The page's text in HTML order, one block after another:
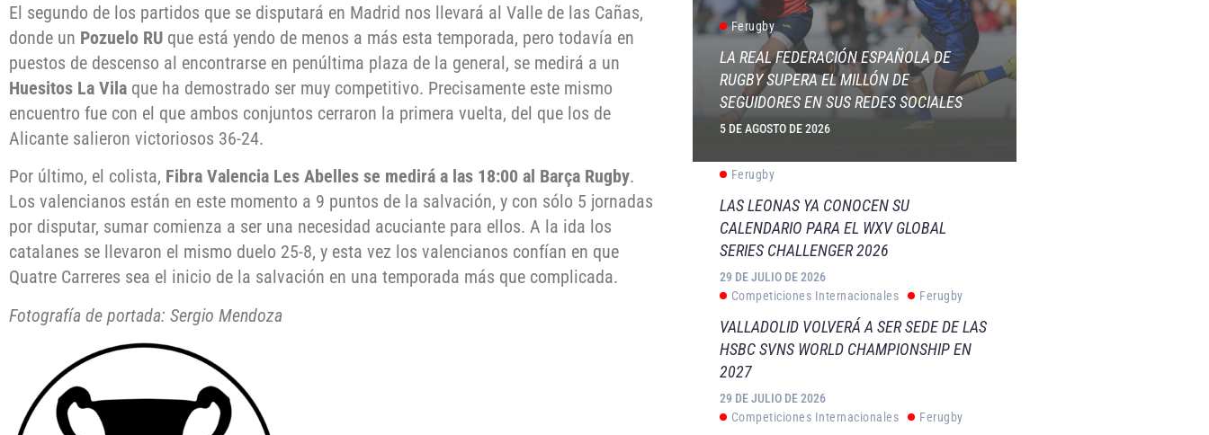
El segundo de los partidos que se disputará en Madrid nos llevará al Valle de las Cañas,
donde un Pozuelo RU que está yendo de menos a más esta temporada, pero todavía en
puestos de descenso al encontrarse en penúltima plaza de la general, se medirá a un
Huesitos La Vila que ha demostrado ser muy competitivo. Precisamente este mismo
encuentro fue con el que ambos conjuntos cerraron la primera vuelta, del que los de
Alicante salieron victoriosos 36-24.
Por último, el colista, Fibra Valencia Les Abelles se medirá a las 18:00 al Barça Rugby.
Los valencianos están en este momento a 9 puntos de la salvación, y con sólo 5 jornadas
por disputar, sumar comienza a ser una necesidad acuciante para ellos. A la ida los
catalanes se llevaron el mismo duelo 25-8, y esta vez los valencianos confían en que
Quatre Carreres sea el inicio de la salvación en una temporada más que complicada.
Fotografía de portada: Sergio Mendoza
Ferugby
LA REAL FEDERACIÓN ESPAÑOLA DE
RUGBY SUPERA EL MILLÓN DE
SEGUIDORES EN SUS REDES SOCIALES
5 DE AGOSTO DE 2026
Ferugby
LAS LEONAS YA CONOCEN SU
CALENDARIO PARA EL WXV GLOBAL
SERIES CHALLENGER 2026
29 DE JULIO DE 2026
Competiciones Internacionales
Ferugby
VALLADOLID VOLVERÁ A SER SEDE DE LAS
HSBC SVNS WORLD CHAMPIONSHIP EN
2027
29 DE JULIO DE 2026
Competiciones Internacionales
Ferugby